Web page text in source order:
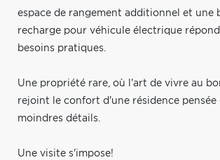
espace de rangement additionnel et une
recharge pour véhicule électrique
besoins pratiques.
Une propriété rare, où l'art de vivre au
rejoint le confort d'une résidence pensée
moindres détails.
Une visite s'impose!